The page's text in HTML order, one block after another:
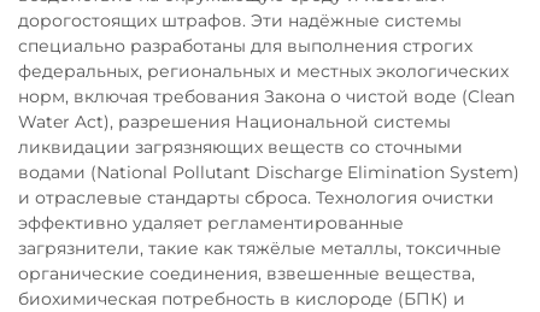
дорогостоящих штрафов. Эти надёжные системы
специально разработаны для выполнения строгих
федеральных, региональных и местных экологических
норм, включая требования Закона о чистой воде (Clean
Water Act), разрешения Национальной системы
ликвидации загрязняющих веществ со сточными
водами (National Pollutant Discharge Elimination System)
и отраслевые стандарты сброса. Технология очистки
эффективно удаляет регламентированные
загрязнители, такие как тяжёлые металлы, токсичные
органические соединения, взвешенные вещества,
биохимическая потребность в кислороде (БПК) и